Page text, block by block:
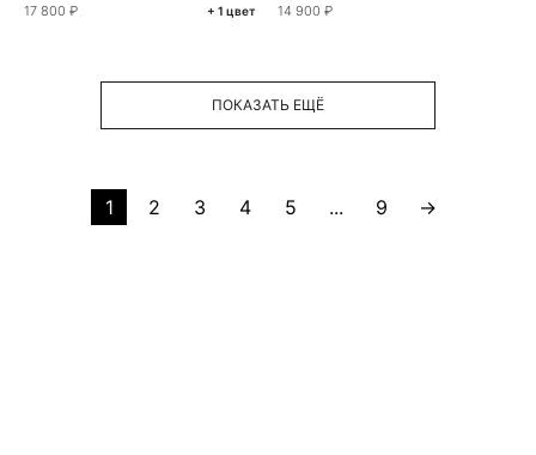
17 800 ₽ + 1 цвет 14 900 ₽
ПОКАЗАТЬ ЕЩЁ
1 2 3 4 5 ... 9 →